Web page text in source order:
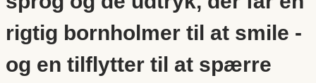
rigtig bornholmer til at smile -
og en tilflytter til at spærre